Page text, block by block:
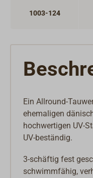
1003-124
Ein Allround-
ehemaligen
hochwertigen UV-
UV-beständig.
3-schäftig fest
schwimmfähig,